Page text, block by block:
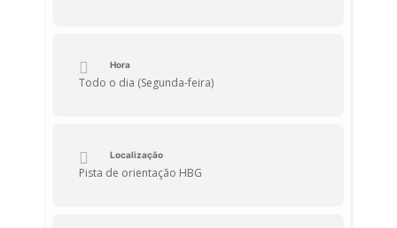
Hora
Todo o dia (Segunda-feira)
Localização
Pista de orientação HBG